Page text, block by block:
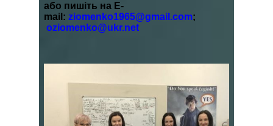
або пишіть на E-
mail: ziomenko1965@gmail.com;
oziomenko@ukr.net